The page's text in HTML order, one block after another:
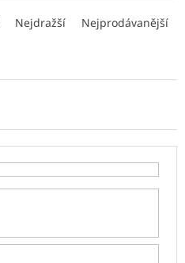
Nejdražší Nejprodávanější